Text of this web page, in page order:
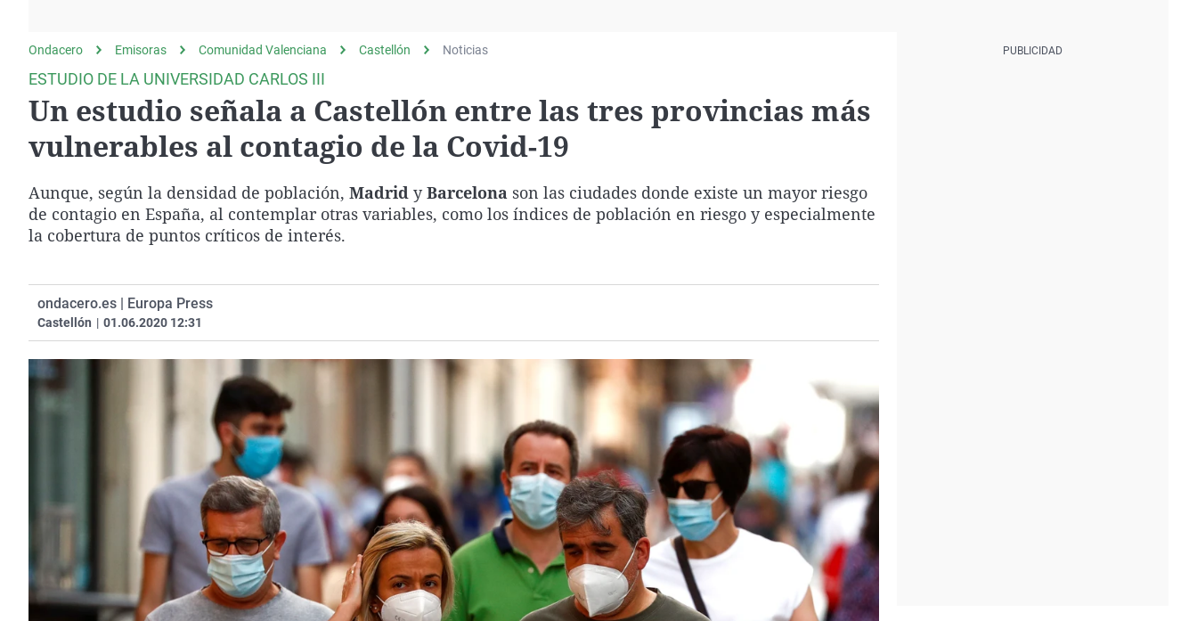
gato
Operación Viuda
Negra
Navarra
Ondacero Emisoras Comunidad Valenciana Castellón Noticias
ESTUDIO DE LA UNIVERSIDAD CARLOS III
Un estudio señala a Castellón entre las tres provincias más
vulnerables al contagio de la Covid-19
Aunque, según la densidad de población, Madrid yBarcelona son las ciudades donde existe un mayor riesgo
de contagio en España, al contemplar otras variables, como los índices de población en riesgo y especialmente
la cobertura de puntos críticos de interés.
ondacero.es | Europa Press
Castellón | 01.06.2020 12:31